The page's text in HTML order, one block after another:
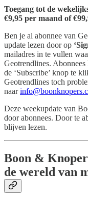
Toegang tot de
€9,95 per maand of
Ben je al abonnee van
update lezen door op
mailadres in te vullen
Geotrendlines.
de ‘Subscribe’ knop te
Geotrendlines toch
naar
Deze weekupdate van
door abonnees. Door te
blijven lezen.
Boon &
de wereld van